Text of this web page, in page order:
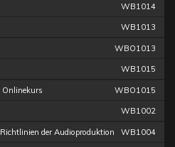
WB1014
WB1013
WBO1013
WB1015
WBO1015
WB1002
der Audioproduktion WB1004